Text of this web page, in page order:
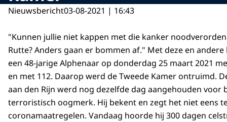
Nieuwsbericht03-08-2021 | 16:43
"Kunnen jullie niet kappen met die kanker
Rutte? Anders gaan er bommen af." Met deze en
een 48-jarige Alphenaar op donderdag 25 maart 2021
en met 112. Daarop werd de Tweede Kamer ontruimd.
aan den Rijn werd nog dezelfde dag aangehouden voor
terroristisch oogmerk. Hij bekent en zegt het niet eens
coronamaatregelen. Vandaag hoorde hij 300 dagen